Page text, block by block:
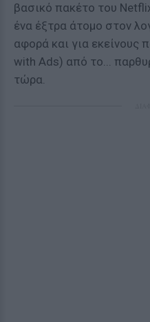
βασικό πακέτο του
ένα έξτρα άτομο στον
αφορά και για εκείνους
with Ads) από το...
τώρα.